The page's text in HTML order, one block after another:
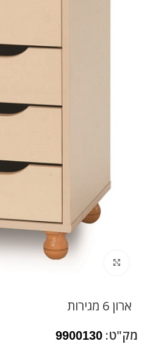
לחץ להגדלה
ארון 6 מגירות
מק"ט: 9900130